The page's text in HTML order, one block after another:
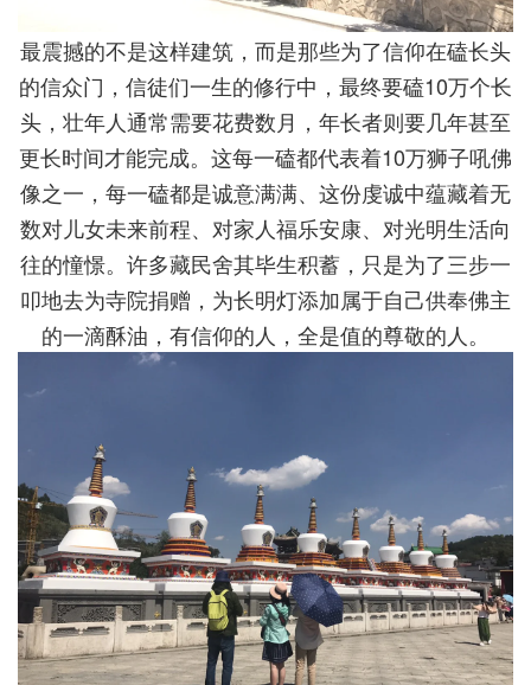
最震撼的不是这样建筑，而是那些为了信仰在磕长头
的信众门，信徒们一生的修行中，最终要磕10万个长
头，壮年人通常需要花费数月，年长者则要几年甚至
更长时间才能完成。这每一磕都代表着10万狮子吼佛
像之一，每一磕都是诚意满满、这份虔诚中蕴藏着无
数对儿女未来前程、对家人福乐安康、对光明生活向
往的憧憬。许多藏民舍其毕生积蓄，只是为了三步一
叩地去为寺院捐赠，为长明灯添加属于自己供奉佛主
的一滴酥油，有信仰的人，全是值的尊敬的人。